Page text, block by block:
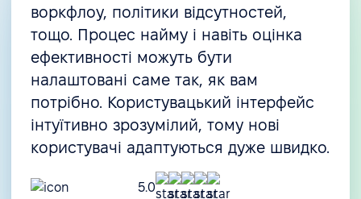
воркфлоу, політики відсутностей,
тощо. Процес найму і навіть оцінка
ефективності можуть бути
налаштовані саме так, як вам
потрібно. Користувацький інтерфейс
інтуїтивно зрозумілий, тому нові
користувачі адаптуються дуже швидко.
5.0